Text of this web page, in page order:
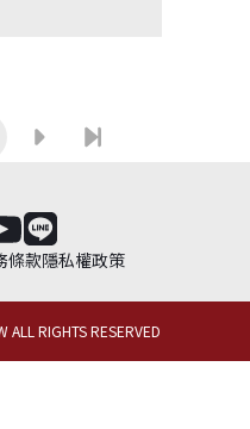
條款隱私權政策
ALL RIGHTS RESERVED